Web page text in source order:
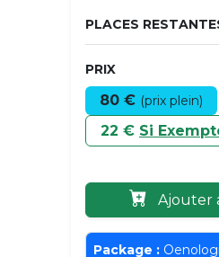
PLACES
PRIX
80 € (prix plein)
22 € Si
Ajouter
Package :